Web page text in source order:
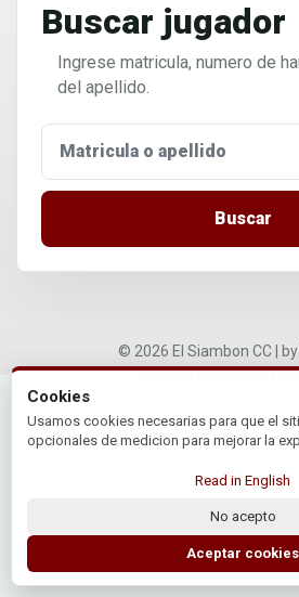
Buscar jugador
Ingrese matricula, numero de
del apellido.
Buscar
© 2026 El Siambon CC |
Website powered by
Cookies
Usamos cookies necesarias para que el
opcionales de medicion para mejorar la
Read in English
No acepto
Aceptar cookies